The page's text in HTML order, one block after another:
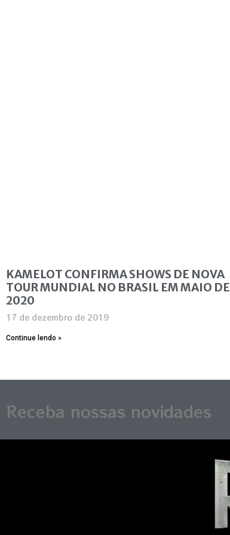
KAMELOT CONFIRMA SHOWS DE NOVA
TOUR MUNDIAL NO BRASIL EM MAIO DE
2020
17 de dezembro de 2019
Continue lendo »
Receba nossas novidades